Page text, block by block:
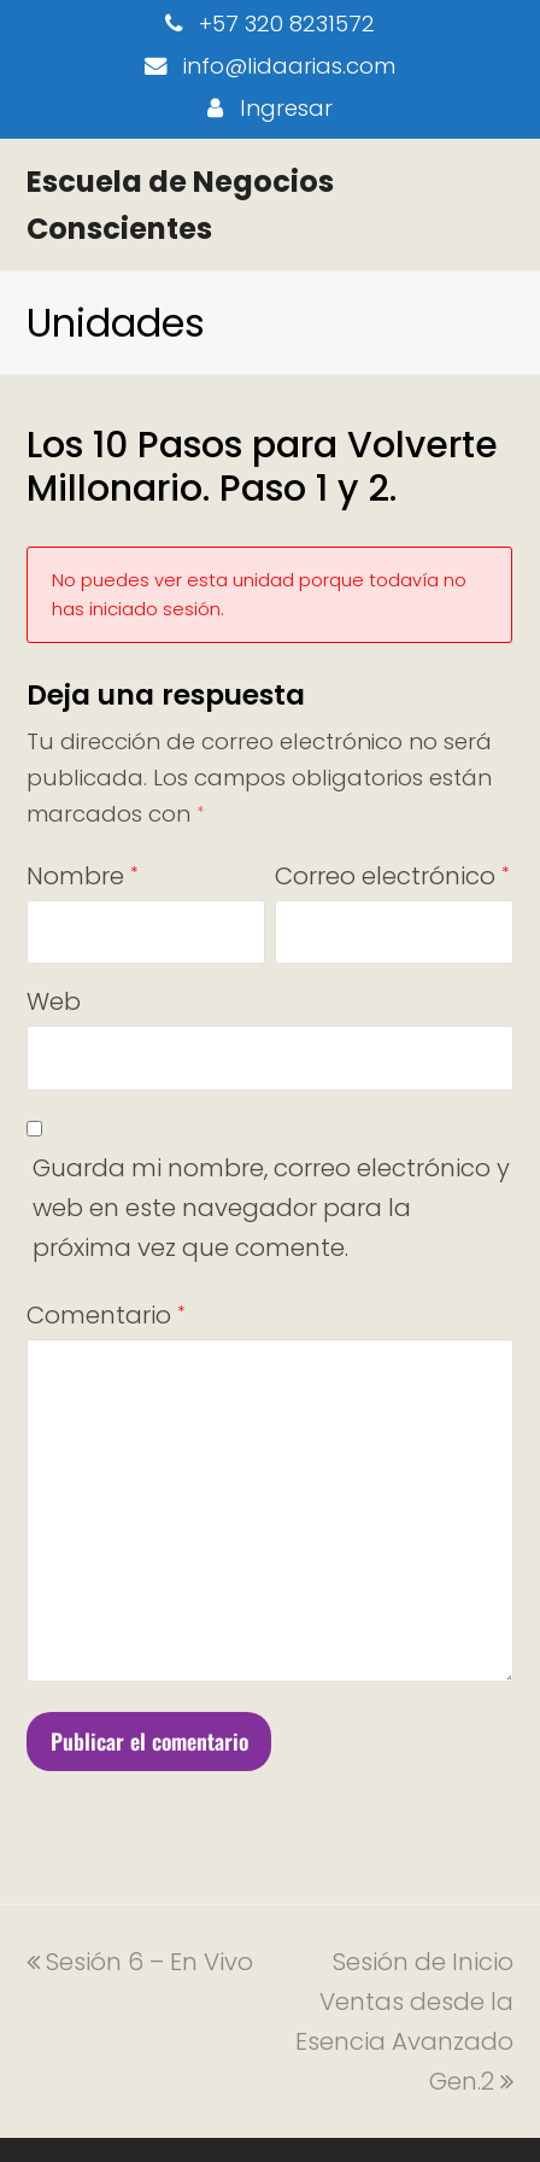
+57 320 8231572
info@lidaarias.com
Ingresar
Escuela de Negocios
Conscientes
Unidades
Los 10 Pasos para Volverte
Millonario. Paso 1 y 2.
No puedes ver esta unidad porque todavía no
has iniciado sesión.
Deja una respuesta
Tu dirección de correo electrónico no será
publicada. Los campos obligatorios están
marcados con *
Nombre * Correo electrónico *
Web
Guarda mi nombre, correo electrónico y
web en este navegador para la
próxima vez que comente.
Comentario *
Sesión 6 – En Vivo
Sesión de Inicio
Ventas desde la
Esencia Avanzado
Gen.2